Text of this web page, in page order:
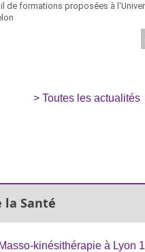
de formations proposées à
> Toutes les actualités
la Santé
kinésithérapie à Lyon 1